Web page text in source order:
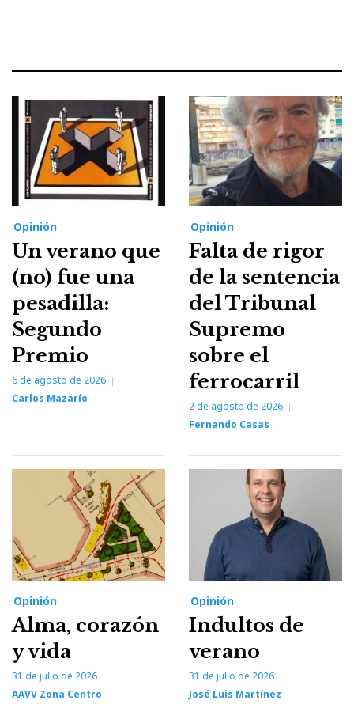
Opinión
Un verano que
(no) fue una
pesadilla:
Segundo
Premio
6 de agosto de 2026
Carlos Mazarío
Opinión
Falta de rigor
de la sentencia
del Tribunal
Supremo
sobre el
ferrocarril
2 de agosto de 2026
Fernando Casas
Opinión
Alma, corazón
y vida
31 de julio de 2026
AAVV Zona Centro
Opinión
Indultos de
verano
31 de julio de 2026
José Luis Martínez